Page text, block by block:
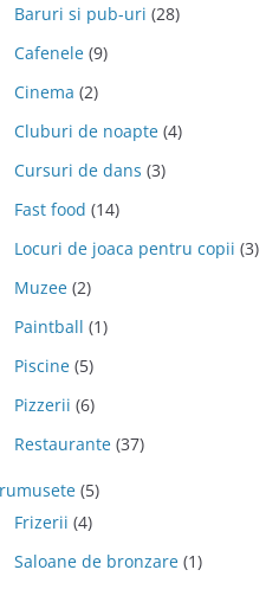
Baruri si pub-uri (28)
Cafenele (9)
Cinema (2)
Cluburi de noapte (4)
Cursuri de dans (3)
Fast food (14)
Locuri de joaca pentru copii (3)
Muzee (2)
Paintball (1)
Piscine (5)
Pizzerii (6)
Restaurante (37)
(5)
Frizerii (4)
Saloane de bronzare (1)